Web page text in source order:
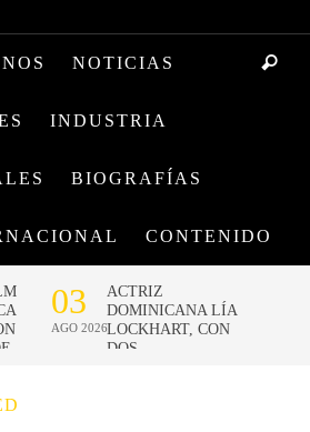
NOTICIAS
INDUSTRIA
BIOGRAFÍAS
CONTENIDO